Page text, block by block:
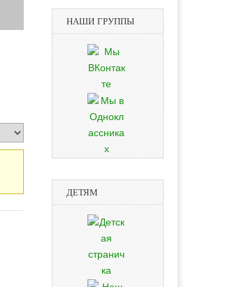
НАШИ ГРУППЫ
ДЕТЯМ